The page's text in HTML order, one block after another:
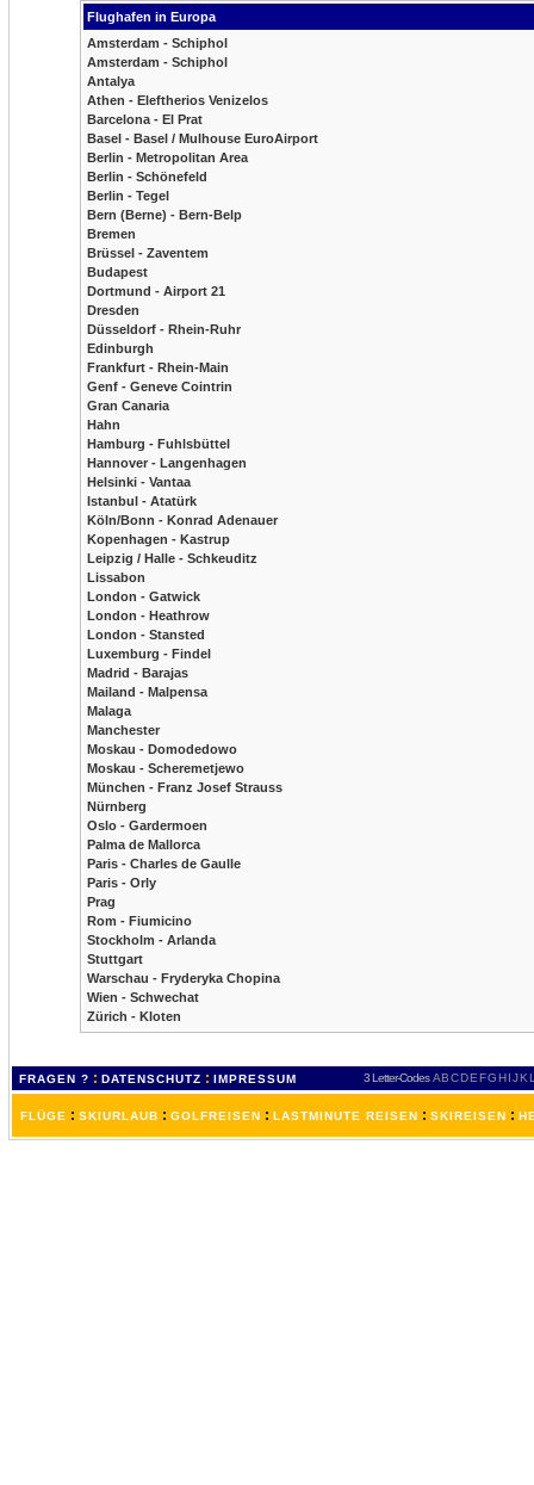
Flughafen in Europa
Amsterdam - Schiphol
Amsterdam - Schiphol
Antalya
Athen - Eleftherios Venizelos
Barcelona - El Prat
Basel - Basel / Mulhouse EuroAirport
Berlin - Metropolitan Area
Berlin - Schönefeld
Berlin - Tegel
Bern (Berne) - Bern-Belp
Bremen
Brüssel - Zaventem
Budapest
Dortmund - Airport 21
Dresden
Düsseldorf - Rhein-Ruhr
Edinburgh
Frankfurt - Rhein-Main
Genf - Geneve Cointrin
Gran Canaria
Hahn
Hamburg - Fuhlsbüttel
Hannover - Langenhagen
Helsinki - Vantaa
Istanbul - Atatürk
Köln/Bonn - Konrad Adenauer
Kopenhagen - Kastrup
Leipzig / Halle - Schkeuditz
Lissabon
London - Gatwick
London - Heathrow
London - Stansted
Luxemburg - Findel
Madrid - Barajas
Mailand - Malpensa
Malaga
Manchester
Moskau - Domodedowo
Moskau - Scheremetjewo
München - Franz Josef Strauss
Nürnberg
Oslo - Gardermoen
Palma de Mallorca
Paris - Charles de Gaulle
Paris - Orly
Prag
Rom - Fiumicino
Stockholm - Arlanda
Stuttgart
Warschau - Fryderyka Chopina
Wien - Schwechat
Zürich - Kloten
FRAGEN ? : DATENSCHUTZ : IMPRESSUM 3 Letter-Codes ABCDEFGH IJKL
FLÜGE : SKIURLAUB : GOLFREISEN : LASTMINUTE REISEN : SKIREISEN :